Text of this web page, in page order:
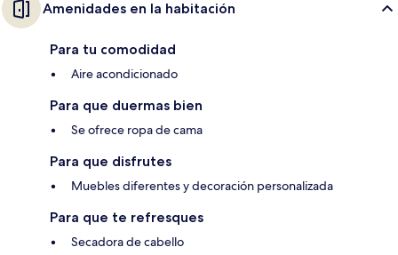
Amenidades en la habitación
Para tu comodidad
Aire acondicionado
Para que duermas bien
Se ofrece ropa de cama
Para que disfrutes
Muebles diferentes y decoración personalizada
Para que te refresques
Secadora de cabello